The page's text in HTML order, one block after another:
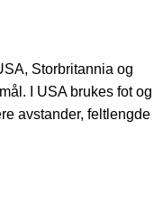
Storbritannia og
I USA brukes fot og
avstander, feltlengde